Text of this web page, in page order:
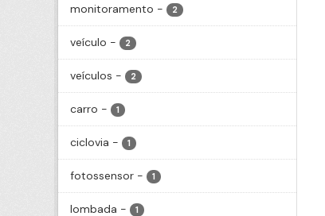
monitoramento - 2
veículo - 2
veículos - 2
carro - 1
ciclovia - 1
fotossensor - 1
lombada - 1